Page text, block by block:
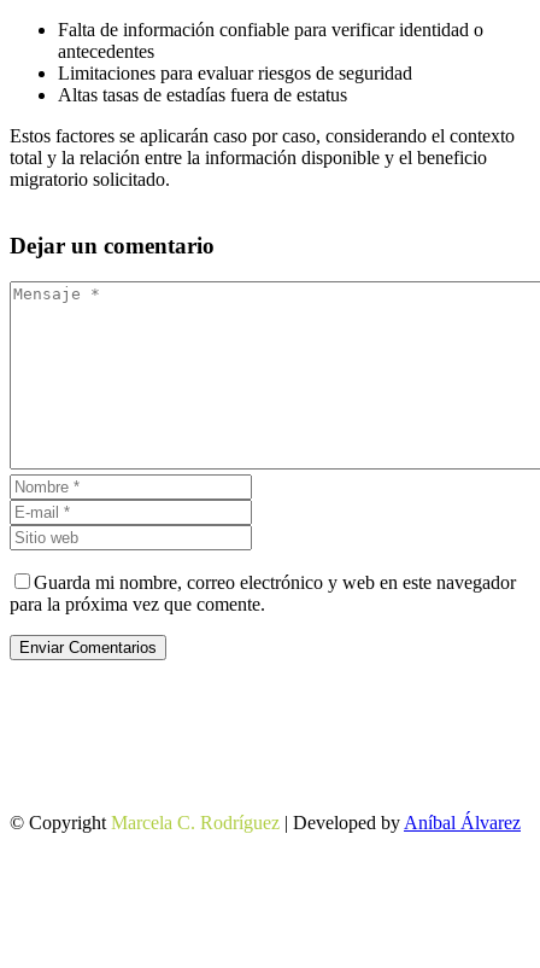
Falta de información confiable para verificar identidad o
antecedentes
Limitaciones para evaluar riesgos de seguridad
Altas tasas de estadías fuera de estatus
Estos factores se aplicarán caso por caso, considerando el contexto
total y la relación entre la información disponible y el beneficio
migratorio solicitado.
Dejar un comentario
Guarda mi nombre, correo electrónico y web en este navegador
para la próxima vez que comente.
Enviar Comentarios
© Copyright Marcela C. Rodríguez | Developed by Aníbal Álvarez